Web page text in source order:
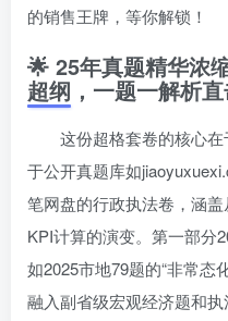
的销售王牌，等你解锁！
🌟 25年真题精华浓
超纲，一题一解析
这份超格套卷的核心
于公开真题库如
笔网盘的行政执法卷，涵
KPI计算的演变。第一部分
如2025市地79题的“非常态
融入副省级宏观经济题和